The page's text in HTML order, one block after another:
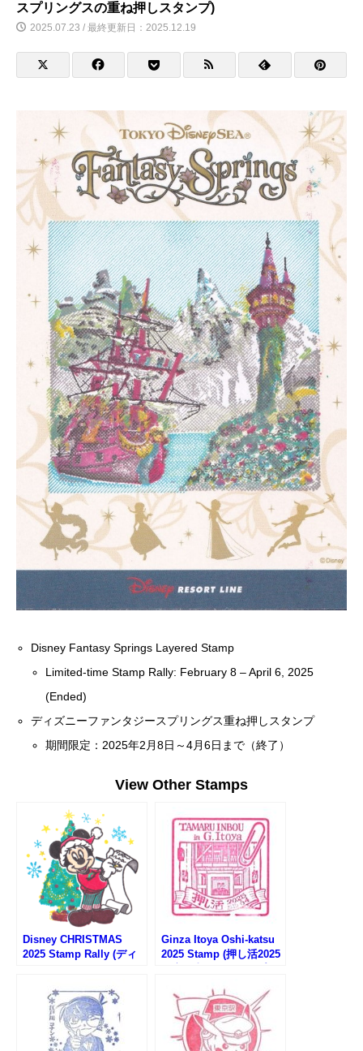
スプリングスの重ね押しスタンプ)
2025.07.23 / 最終更新日：2025.12.19
Disney Fantasy Springs Layered Stamp
Limited-time Stamp Rally: February 8 – April 6, 2025
(Ended)
ディズニーファンタジースプリングス重ね押しスタンプ
期間限定：2025年2月8日～4月6日まで（終了）
View Other Stamps
Disney CHRISTMAS
2025 Stamp Rally (ディ
Ginza Itoya Oshi-katsu
2025 Stamp (押し活2025